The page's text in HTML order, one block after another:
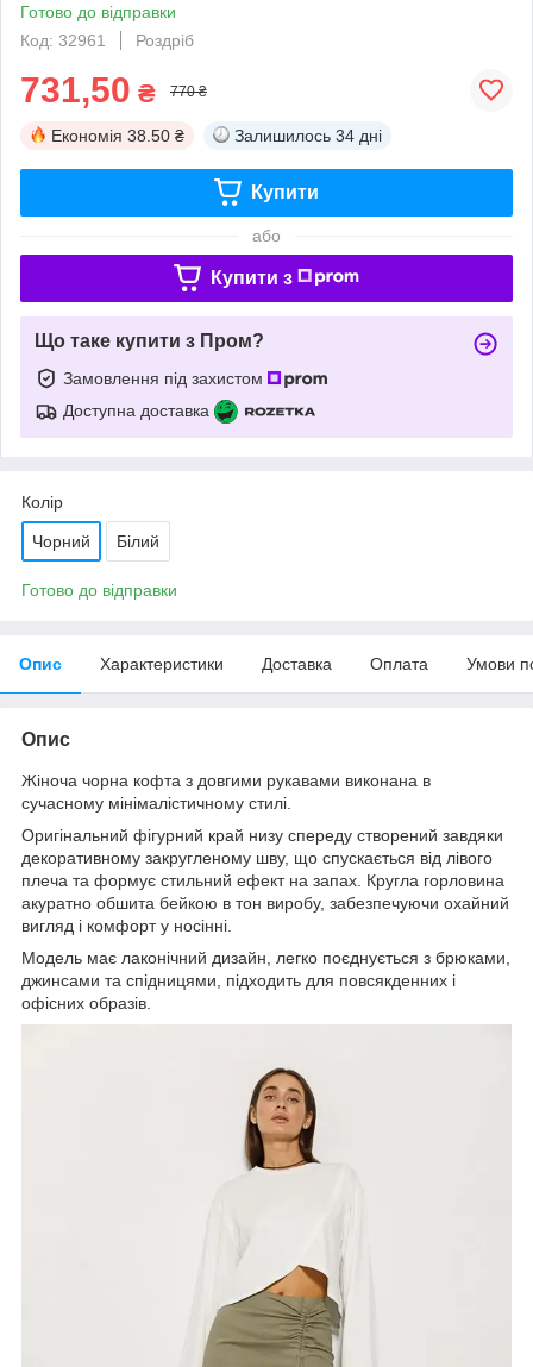
Готово до відправки
Код: 32961
Роздріб
731,50 ₴ 770 ₴
Економія 38.50 ₴ Залишилось 34 дні
Купити
або
Купити з
Що таке купити з Пром?
Замовлення під захистом
Доступна доставка
Колір
Чорний Білий
Готово до відправки
Опис Характеристики Доставка Оплата Умови
Опис
Жіноча чорна кофта з довгими рукавами виконана в
сучасному мінімалістичному стилі.
Оригінальний фігурний край низу спереду створений завдяки
декоративному закругленому шву, що спускається від лівого
плеча та формує стильний ефект на запах. Кругла горловина
акуратно обшита бейкою в тон виробу, забезпечуючи охайний
вигляд і комфорт у носінні.
Модель має лаконічний дизайн, легко поєднується з брюками,
джинсами та спідницями, підходить для повсякденних і
офісних образів.